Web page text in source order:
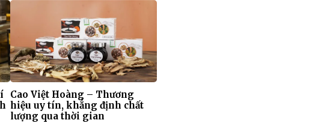
Cao Việt Hoàng – Thương
hiệu uy tín, khẳng định chất
lượng qua thời gian